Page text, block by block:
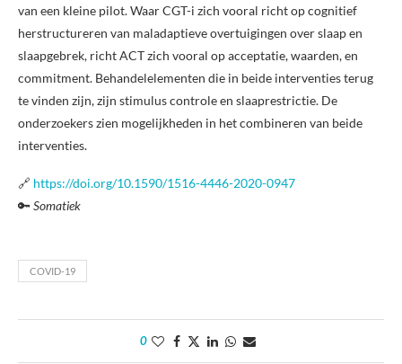
van een kleine pilot. Waar CGT-i zich vooral richt op cognitief
herstructureren van maladaptieve overtuigingen over slaap en
slaapgebrek, richt ACT zich vooral op acceptatie, waarden, en
commitment. Behandelelementen die in beide interventies terug
te vinden zijn, zijn stimulus controle en slaaprestrictie. De
onderzoekers zien mogelijkheden in het combineren van beide
interventies.
🔗 https://doi.org/10.1590/1516-4446-2020-0947
🔑Somatiek
COVID-19
0